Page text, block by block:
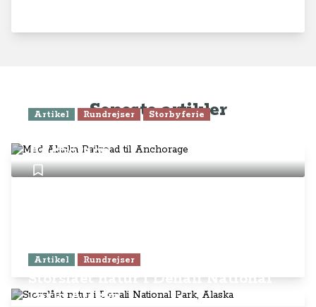
Seneste artikler
Artikel Rundrejser Storbyferie
Anchorage
Artikel Rundrejser
Storslået natur i Denali National
Park, Alaska